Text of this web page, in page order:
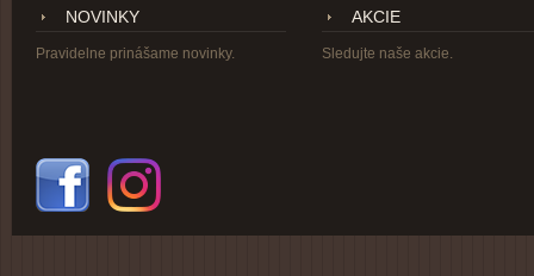
NOVINKY
Pravidelne prinášame novinky.
AKCIE
Sledujte naše akcie.